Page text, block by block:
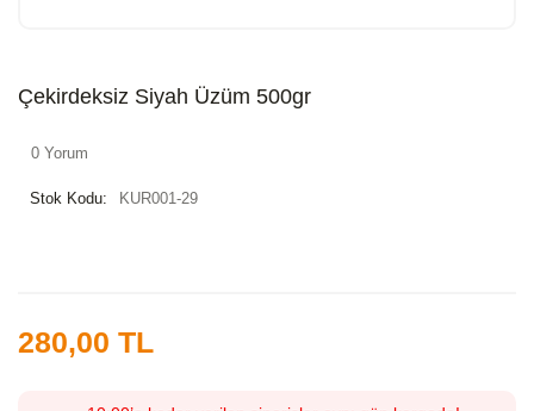
Çekirdeksiz Siyah Üzüm 500gr
0 Yorum
Stok Kodu: KUR001-29
280,00 TL